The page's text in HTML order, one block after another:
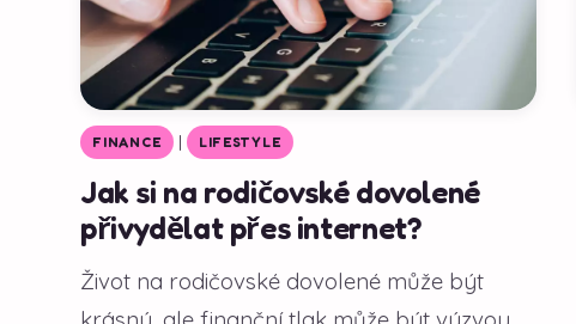
Jak si na rodičovské dovolené
přivydělat přes internet?
Život na rodičovské dovolené může být
FINANCE | LIFESTYLE